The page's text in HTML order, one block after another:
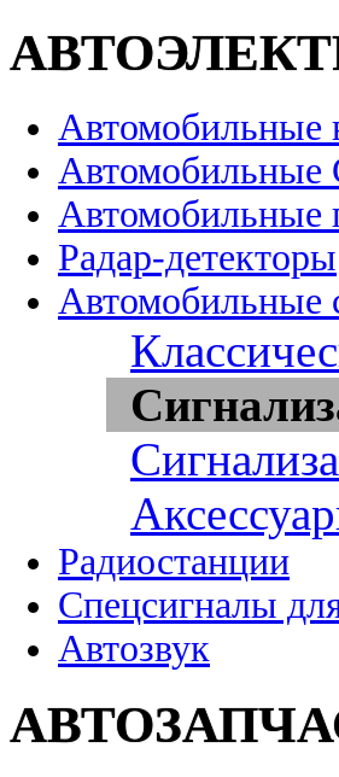
Автомобильные
Автомобильные
Автомобильные
Радар-детекторы
Автомобильные
Радиостанции
Спецсигналы
Автозвук